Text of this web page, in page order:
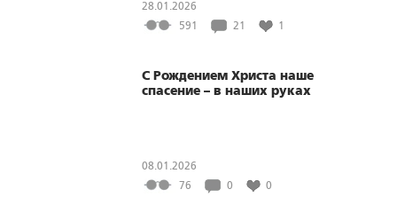
28.01.2026
591
21 1
С Рождением Христа наше
спасение – в наших руках
08.01.2026
76
0 0